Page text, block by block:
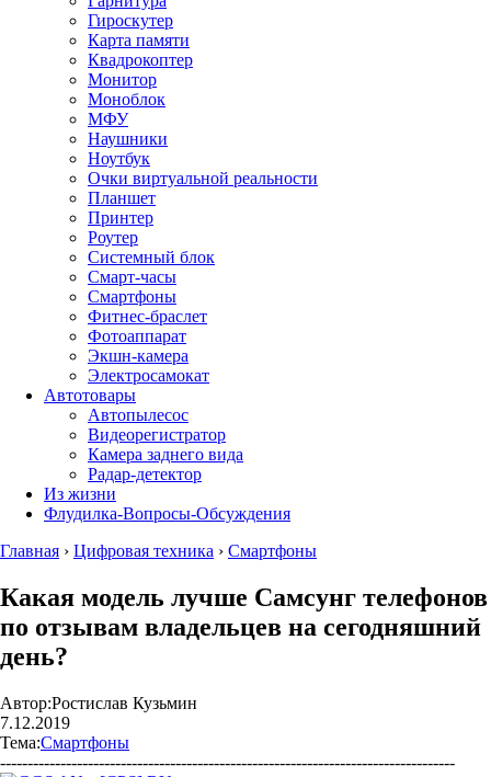
Гироскутер
Карта памяти
Квадрокоптер
Монитор
Моноблок
МФУ
Наушники
Ноутбук
Очки виртуальной реальности
Планшет
Принтер
Роутер
Системный блок
Смарт-часы
Смартфоны
Фитнес-браслет
Фотоаппарат
Экшн-камера
Электросамокат
Автотовары
Автопылесос
Видеорегистратор
Камера заднего вида
Радар-детектор
Из жизни
Флудилка-Вопросы-Обсуждения
Главная › Цифровая техника › Смартфоны
Какая модель лучше Самсунг телефонов
по отзывам владельцев на сегодняшний
день?
Автор:Ростислав Кузьмин
7.12.2019
Тема:Смартфоны
-----------------------------------------------------------------------------------